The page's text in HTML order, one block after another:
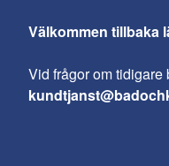
Välkommen tillbaka
Vid frågor om